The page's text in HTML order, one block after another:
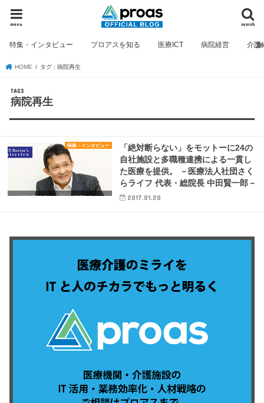
search
menu
特集・インタビュー プロアスを知る 医療ICT 病院経営 介護
HOME タグ : 病院再生
病院再生
特集・インタビュー
「絶対断らない」をモットーに24の
自社施設と多職種連携による一貫し
た医療を提供。 －医療法人社団さく
らライフ 代表・総院長 中田賢一郎－
2017.01.20